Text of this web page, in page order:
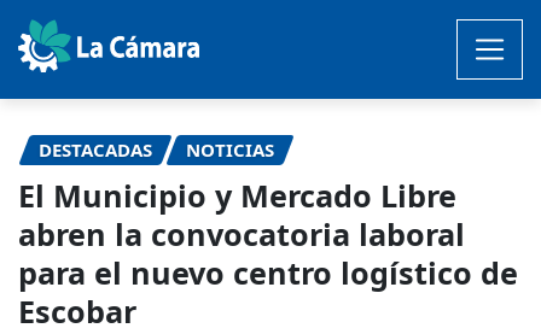
Saltar
contenido
DESTACADAS NOTICIAS
El Municipio y Mercado Libre
abren la convocatoria laboral
para el nuevo centro logístico de
Escobar